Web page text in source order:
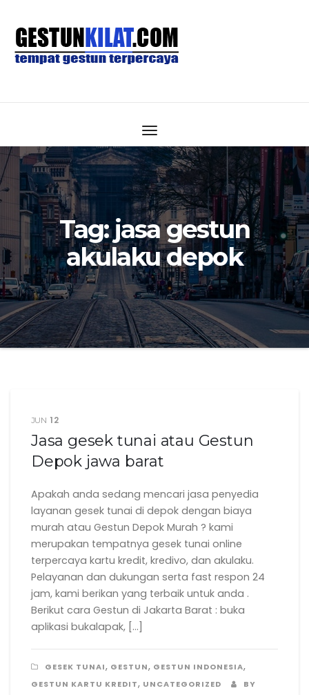
Tag:jasa gestun
akulaku depok
JUN 12
Jasa gesek tunai atau Gestun
Depok jawa barat
Apakah anda sedang mencari jasa penyedia
layanan gesek tunai di depok dengan biaya
murah atau Gestun Depok Murah ? kami
merupakan tempatnya gesek tunai online
terpercaya kartu kredit, kredivo, dan akulaku.
Pelayanan dan dukungan serta fast respon 24
jam, kami berikan yang terbaik untuk anda .
Berikut cara Gestun di Jakarta Barat : buka
aplikasi bukalapak, […]
GESEK TUNAI, GESTUN, GESTUN INDONESIA,
GESTUN KARTU KREDIT, UNCATEGORIZED
BY